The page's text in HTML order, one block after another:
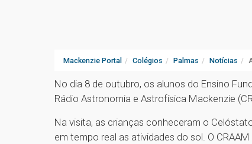
Mackenzie Portal Colégios Palmas Notícias
No dia 8 de outubro, os alunos do Ensino
Rádio Astronomia e Astrofísica Mackenzie
Na visita, as crianças conheceram o
em tempo real as atividades do sol. O